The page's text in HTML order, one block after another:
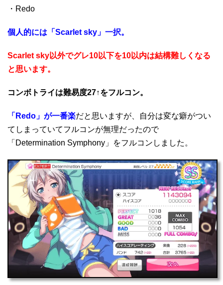
・Redo
個人的には「Scarlet sky」一択。
Scarlet sky以外でグレ10以下を10以内は結構難しくなる
と思います。
コンボトライは難易度27↑をフルコン。
「Redo」が一番楽だと思いますが、自分は変な癖がつい
てしまっていてフルコンが無理だったので
「Determination Symphony」をフルコンしました。